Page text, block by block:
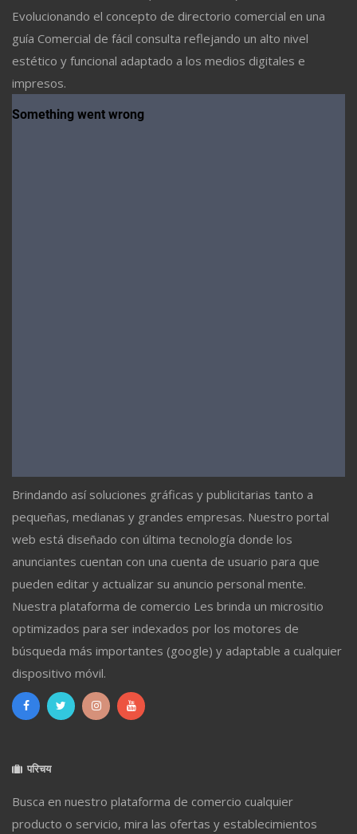
Evolucionando el concepto de directorio comercial en una
guía Comercial de fácil consulta reflejando un alto nivel
estético y funcional adaptado a los medios digitales e
impresos.
Brindando así soluciones gráficas y publicitarias tanto a
pequeñas, medianas y grandes empresas. Nuestro portal
web está diseñado con última tecnología donde los
anunciantes cuentan con una cuenta de usuario para que
pueden editar y actualizar su anuncio personal mente.
Nuestra plataforma de comercio Les brinda un micrositio
optimizados para ser indexados por los motores de
búsqueda más importantes (google) y adaptable a cualquier
dispositivo móvil.
परिचय
Busca en nuestro plataforma de comercio cualquier
producto o servicio, mira las ofertas y establecimientos